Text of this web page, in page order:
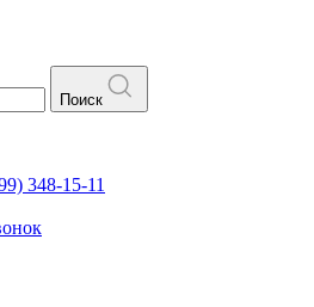
Поиск
348-15-11